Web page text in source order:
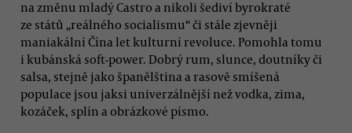
na změnu mladý Castro a nikoli šediví byrokraté
ze států „reálného socialismu“ či stále zjevněji
maniakální Čína let kulturní revoluce. Pomohla tomu
i kubánská soft-power. Dobrý rum, slunce, doutníky či
salsa, stejně jako španělština a rasově smíšená
populace jsou jaksi univerzálnější než vodka, zima,
kozáček, splín a obrázkové písmo.